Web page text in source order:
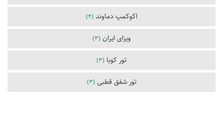
اکوکمپ دماوند (4)
ویزای ایران (3)
تور کوبا (3)
تور شفق قطبی (3)